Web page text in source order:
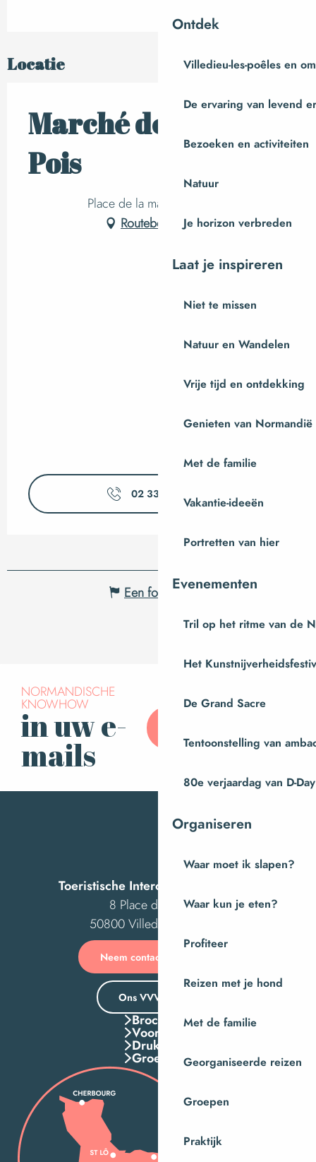
Ontdek
Villedieu-les-poêles en
De ervaring van levend
Bezoeken en activiteiten
Natuur
Je horizon verbreden
Laat je inspireren
Niet te missen
Natuur en Wandelen
Vrije tijd en ontdekking
Genieten van Normandië
Met de familie
Vakantie-ideeën
Portretten van hier
Evenementen
Tril op het ritme van de
Het
De Grand Sacre
Tentoonstelling van
80e verjaardag van D-Day
Organiseren
Waar moet ik slapen?
Waar kun je eten?
Profiteer
Reizen met je hond
Met de familie
Georganiseerde reizen
Groepen
Praktijk
Locatie
Marché de Saint-
Pois
Place de la maire, Saint-Pois
Routebeschrijving
02 33 59 80
Een fout melden
NORMANDISCHE
KNOWHOW
in uw e-
mails
Toeristische Intercom van Villedieu
8 Place des Costils
50800 Villedieu-les-Poêles
Neem contact met ons op
Ons VVV-kantoor
Brochures
Voordelen
Druk Op
Groepen